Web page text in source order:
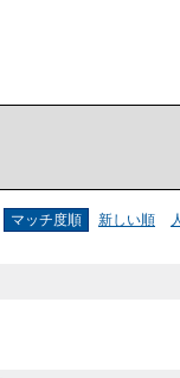
マッチ度順 新しい順